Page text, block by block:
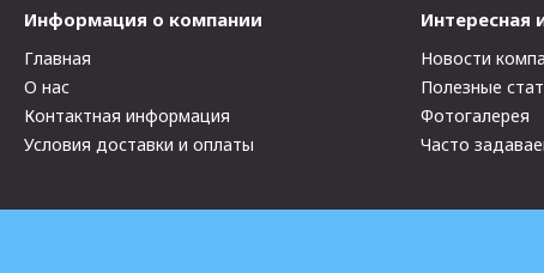
Информация о компании
Главная
О нас
Контактная информация
Условия доставки и оплаты
Интересная
Новости
Полезные
Фотогалерея
Часто